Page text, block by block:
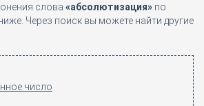
слова «абсолютизация» по
Через поиск вы можете найти другие
число